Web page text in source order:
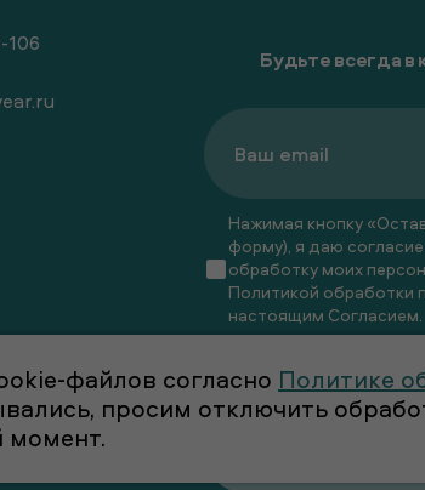
106
Будьте всегда в
Нажимая кнопку
форму), я даю
обработку моих
Политикой обработки
настоящим Согласием.
информационных
файлов согласно Политике
просим отключить
момент.